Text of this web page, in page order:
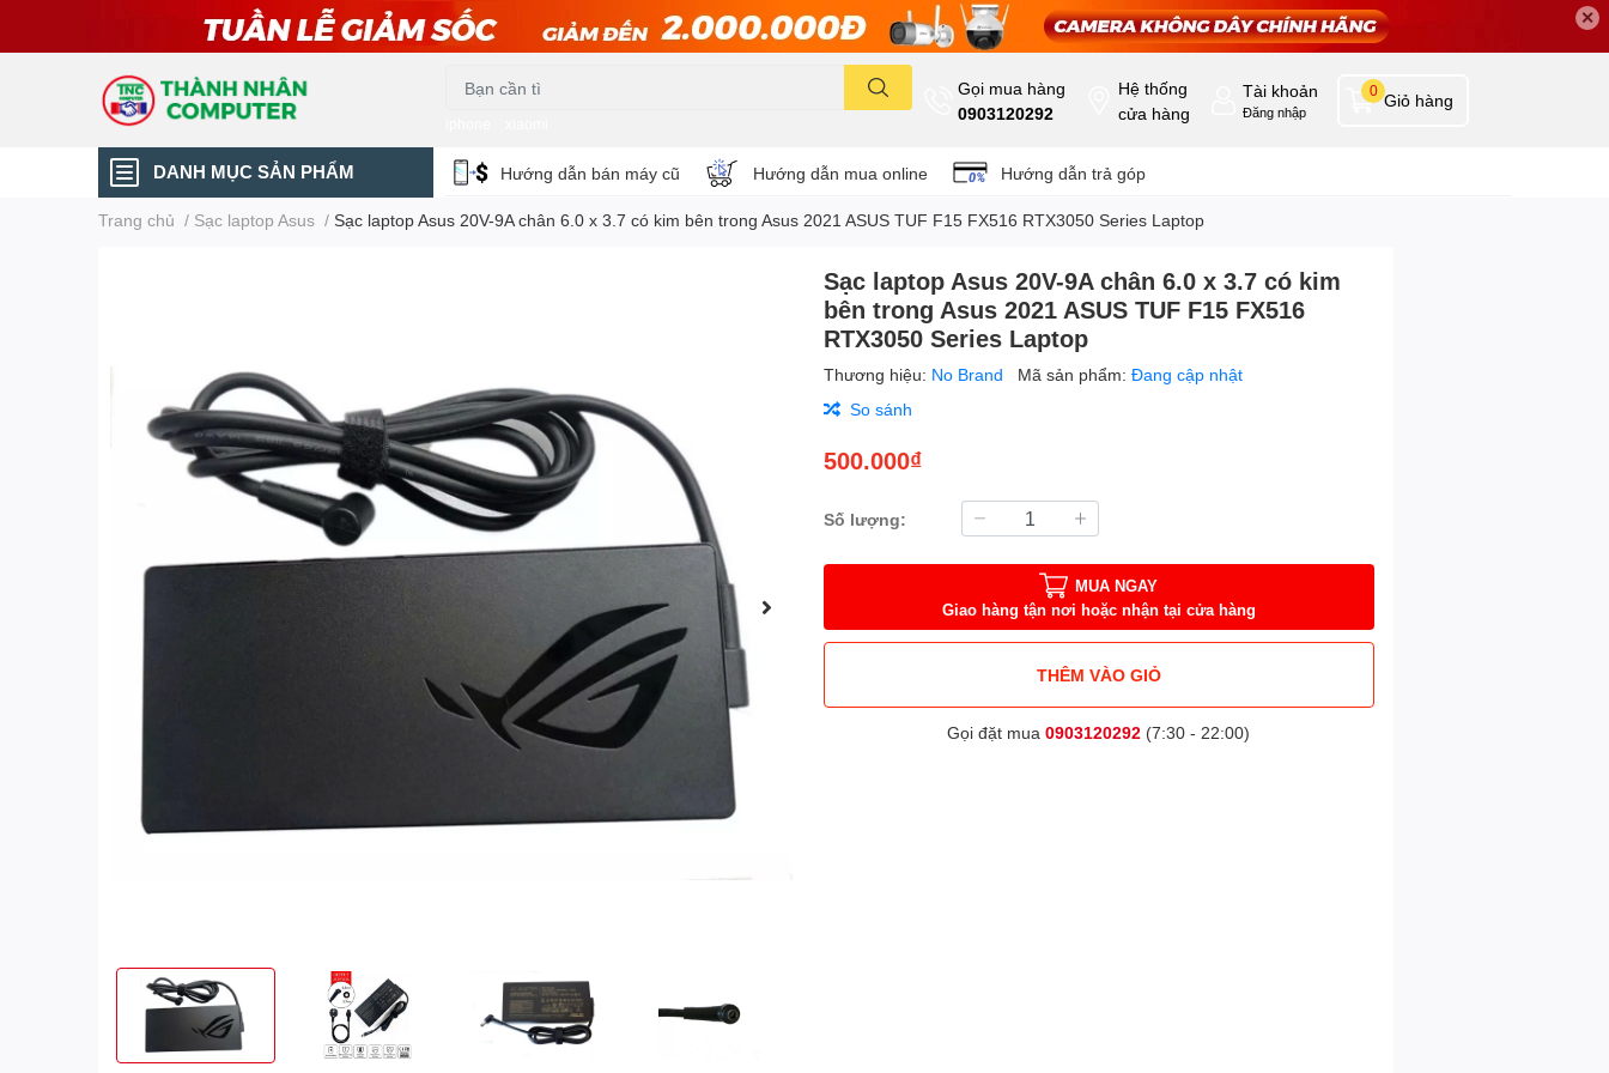
✕
Gọi mua hàng
0903120292
Hệ thống
cửa hàng
Tài khoản
Đăng nhập
Giỏ hàng
0
DANH MỤC SẢN PHẨM Hướng dẫn bán máy cũ Hướng dẫn mua online Hướng dẫn trả góp
Trang chủ / Sạc laptop Asus / Sạc laptop Asus 20V-9A chân 6.0 x 3.7 có kim bên trong Asus 2021 ASUS TUF F15 FX516 RTX3050 Series Laptop
Sạc laptop Asus 20V-9A chân 6.0 x 3.7 có kim
bên trong Asus 2021 ASUS TUF F15 FX516
RTX3050 Series Laptop
Thương hiệu: No Brand Mã sản phẩm: Đang cập nhật
So sánh
500.000₫
Số lượng:
MUA NGAY
Giao hàng tận nơi hoặc nhận tại cửa hàng
THÊM VÀO GIỎ
Gọi đặt mua0903120292 (7:30 - 22:00)